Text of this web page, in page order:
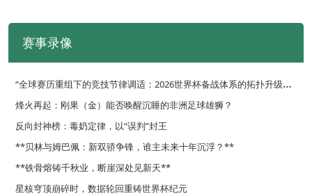
赛事录像
“
全球赛历重组下的竞技节律调适：2026世界杯备战体系的拓扑升级路径”
烽火再起：刚果（金）能否唤醒沉睡的非洲足球雄狮？
反向封神榜：毒奶定律，以“误判”封王
**贝林与姆巴佩：新双骄争锋，谁主未来十年沉浮？**
**铁骨熔铸千秋业，断崖深处见新天**
星核穹顶崩碎时，数据轮回重铸世界杯纪元